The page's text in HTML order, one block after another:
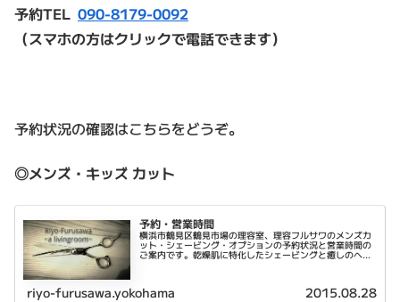
予約TEL 090-8179-0092
（スマホの方はクリックで電話できます）
予約状況の確認はこちらをどうぞ。
◎メンズ・キッズ カット
予約・営業時間
横浜市鶴見区鶴見市場の理容室、理容フルサワのメンズカ
ット・シェービング・オプションの予約状況と営業時間の
ご案内です。乾燥肌に特化したシェービングと癒しのヘッ
riyo-furusawa.yokohama 2015.08.28